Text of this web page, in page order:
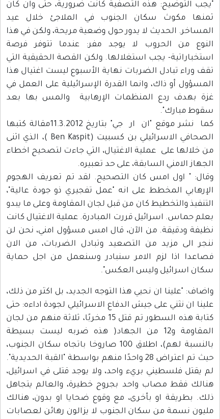
"يجب التوضيح: هذه التصفية كانت ضرورية، حتى وان كان
ثمنها مكوث سكان الجنوب في الملاجئ خلال عيد
المساخر. الحديث لا يدور حول وضعية مريحة، ولكن في هذا
النوع من الحروب لا يوجد مفر: عندما تتوفر فرصة
استخباراتية- يجب استغلالها. ولكن القصة الحقيقية التي
تقف وراء تبادل الضربات نهاية الأسبوع ليست اغتيال هذا
المسؤول أو ذاك، وانما القدرة الإسرائيلية على العمل في
غزة بهدف ردع المنظمات الإرهابية والمس بها بعد
سقوط مبارك".
كما نشر موقع "ان ار جي" بتاريخ 11.3.2012مقالة كتبها
الصحافي الاسرائيلي بن كسبيت (Ben Kaspit )، الذي اثنى
من خلالها على عملية الاغتيال، التي جاءت لتصحيح اخطاء
الجهاز الامني السابقة، على حد تعبيره.
وقال: " اول امس كان التصحيح. لقد تم تعريف الهجوم
الإرهابي المخطط على انه "عمل تفجيري ذو جودة عالية"،
التنفيذ والتخطيط كان من قبل لجان المقاومة وعلى ما يبدو
بعلم حماس. اسرائيل قررت المبادرة. عملية الاغتيال كانت
نظيفة ودقيقة. من الآن، قال امس مسؤول امني، نحن لن
ننجر الى مزيد من التصعيد وتبادل الضربات، من الان
فصاعدا اذا لزم الامر سنبادر وسنعمل من اجل حماية
سكان اسرائيل وليس العكس".
واضاف: "علينا ان نحيي هذا التوجه الجديد، بل اكثر من ذلك،
علينا ان نثني على جيش الدفاع الاسرائيلي لجودة اداءه: حتى
كتابة هذه السطور تم قتل 15 مخربًا، ثلاثة منهم من لجان
المقاومة و12 من الجهاد( هذه ضربه ليست بسيطة
بالنسبة لهم)، اطلاق 100 صاروخا باتجاه سكان الجنوب،
حيث تم اعتراض 28 واحدًا منهم بواسطة "القبة الحديدية".
لم يقتل فلسطيني بريء واحد، ولا يوجد قتلى في اسرائيل،
هنالك فقط مصاب واحد بجروح خطيرة، والعالم يتجاهل
ذلك. بطريقة او بأخرى، مع وقوع ضحايا او بدون، هنالك
مليون نسمة من سكان الجنوب لا يزالون رهائن لعصابات